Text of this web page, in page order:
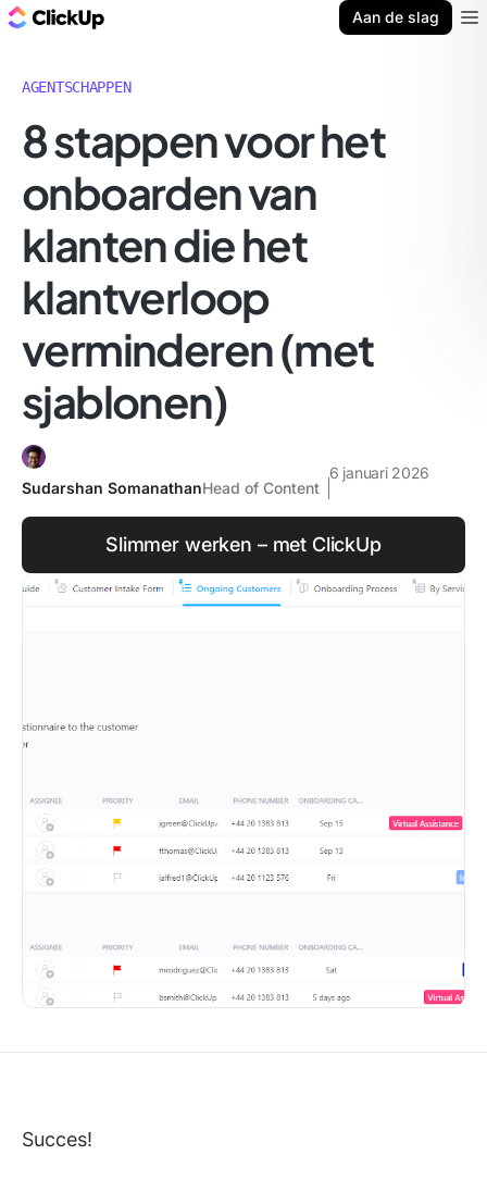
Aan de slag
AGENTSCHAPPEN
8 stappen voor het
onboarden van
klanten die het
klantverloop
verminderen (met
sjablonen)
Sudarshan SomanathanHead of Content
6 januari 2026
Slimmer werken – met ClickUp
Succes!